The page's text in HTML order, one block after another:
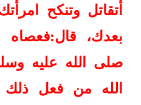
أتقاتل وتنكح
بعدك، قال:فعصاه
صلى الله عليه
الله من فعل ذلك